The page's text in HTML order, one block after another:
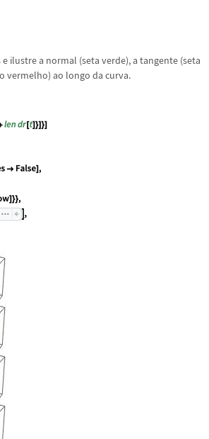
e ilustre a normal (seta verde), a tangente (seta
vermelho) ao longo da curva.